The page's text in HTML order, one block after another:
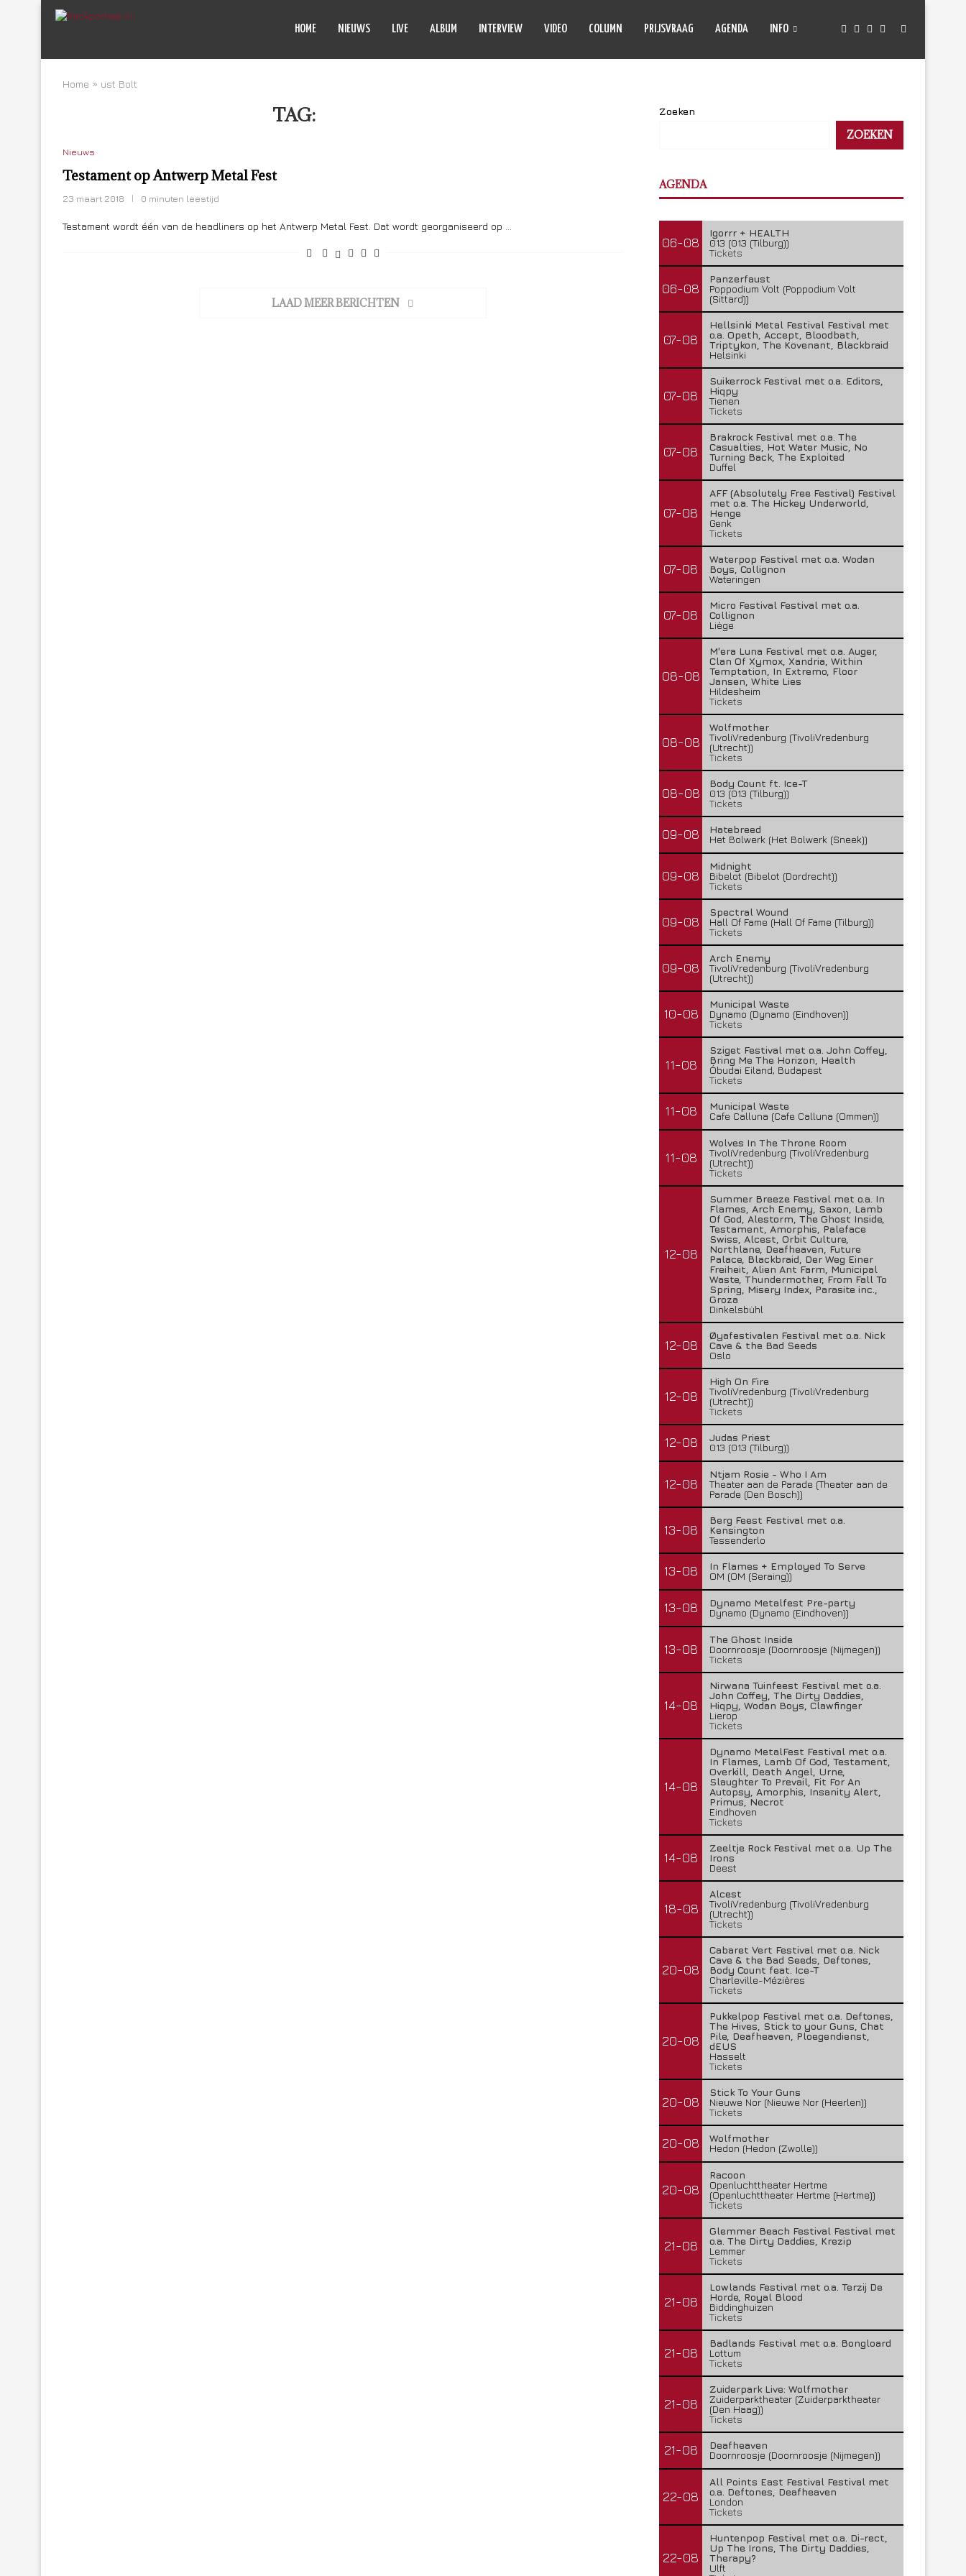
HOME NIEUWS LIVE ALBUM INTERVIEW VIDEO COLUMN PRIJSVRAAG AGENDA INFO
Home » ust Bolt
TAG:
Nieuws
Testament op Antwerp Metal Fest
23 maart 2018 0 minuten leestijd
Testament wordt één van de headliners op het Antwerp Metal Fest. Dat wordt georganiseerd op …
LAAD MEER BERICHTEN
Zoeken
ZOEKEN
AGENDA
06-08
Igorrr + HEALTH
013 (013 (Tilburg))
Tickets
06-08
Panzerfaust
Poppodium Volt (Poppodium Volt
(Sittard))
07-08
Hellsinki Metal Festival Festival met
o.a. Opeth, Accept, Bloodbath,
Triptykon, The Kovenant, Blackbraid
Helsinki
07-08
Suikerrock Festival met o.a. Editors,
Hiqpy
Tienen
Tickets
07-08
Brakrock Festival met o.a. The
Casualties, Hot Water Music, No
Turning Back, The Exploited
Duffel
07-08
AFF (Absolutely Free Festival) Festival
met o.a. The Hickey Underworld,
Henge
Genk
Tickets
07-08
Waterpop Festival met o.a. Wodan
Boys, Collignon
Wateringen
07-08
Micro Festival Festival met o.a.
Collignon
Liège
08-08
M'era Luna Festival met o.a. Auger,
Clan Of Xymox, Xandria, Within
Temptation, In Extremo, Floor
Jansen, White Lies
Hildesheim
Tickets
08-08
Wolfmother
TivoliVredenburg (TivoliVredenburg
(Utrecht))
Tickets
08-08
Body Count ft. Ice-T
013 (013 (Tilburg))
Tickets
09-08
Hatebreed
Het Bolwerk (Het Bolwerk (Sneek))
09-08
Midnight
Bibelot (Bibelot (Dordrecht))
Tickets
09-08
Spectral Wound
Hall Of Fame (Hall Of Fame (Tilburg))
Tickets
09-08
Arch Enemy
TivoliVredenburg (TivoliVredenburg
(Utrecht))
10-08
Municipal Waste
Dynamo (Dynamo (Eindhoven))
Tickets
11-08
Sziget Festival met o.a. John Coffey,
Bring Me The Horizon, Health
Óbudai Eiland, Budapest
Tickets
11-08
Municipal Waste
Cafe Calluna (Cafe Calluna (Ommen))
11-08
Wolves In The Throne Room
TivoliVredenburg (TivoliVredenburg
(Utrecht))
Tickets
12-08
Summer Breeze Festival met o.a. In
Flames, Arch Enemy, Saxon, Lamb
Of God, Alestorm, The Ghost Inside,
Testament, Amorphis, Paleface
Swiss, Alcest, Orbit Culture,
Northlane, Deafheaven, Future
Palace, Blackbraid, Der Weg Einer
Freiheit, Alien Ant Farm, Municipal
Waste, Thundermother, From Fall To
Spring, Misery Index, Parasite inc.,
Groza
Dinkelsbühl
12-08
Øyafestivalen Festival met o.a. Nick
Cave & the Bad Seeds
Oslo
12-08
High On Fire
TivoliVredenburg (TivoliVredenburg
(Utrecht))
Tickets
12-08
Judas Priest
013 (013 (Tilburg))
12-08
Ntjam Rosie - Who I Am
Theater aan de Parade (Theater aan de
Parade (Den Bosch))
13-08
Berg Feest Festival met o.a.
Kensington
Tessenderlo
13-08
In Flames + Employed To Serve
OM (OM (Seraing))
13-08
Dynamo Metalfest Pre-party
Dynamo (Dynamo (Eindhoven))
13-08
The Ghost Inside
Doornroosje (Doornroosje (Nijmegen))
Tickets
14-08
Nirwana Tuinfeest Festival met o.a.
John Coffey, The Dirty Daddies,
Hiqpy, Wodan Boys, Clawfinger
Lierop
Tickets
14-08
Dynamo MetalFest Festival met o.a.
In Flames, Lamb Of God, Testament,
Overkill, Death Angel, Urne,
Slaughter To Prevail, Fit For An
Autopsy, Amorphis, Insanity Alert,
Primus, Necrot
Eindhoven
Tickets
14-08
Zeeltje Rock Festival met o.a. Up The
Irons
Deest
18-08
Alcest
TivoliVredenburg (TivoliVredenburg
(Utrecht))
Tickets
20-08
Cabaret Vert Festival met o.a. Nick
Cave & the Bad Seeds, Deftones,
Body Count feat. Ice-T
Charleville-Mézières
Tickets
20-08
Pukkelpop Festival met o.a. Deftones,
The Hives, Stick to your Guns, Chat
Pile, Deafheaven, Ploegendienst,
dEUS
Hasselt
Tickets
20-08
Stick To Your Guns
Nieuwe Nor (Nieuwe Nor (Heerlen))
Tickets
20-08
Wolfmother
Hedon (Hedon (Zwolle))
20-08
Racoon
Openluchttheater Hertme
(Openluchttheater Hertme (Hertme))
Tickets
21-08
Glemmer Beach Festival Festival met
o.a. The Dirty Daddies, Krezip
Lemmer
Tickets
21-08
Lowlands Festival met o.a. Terzij De
Horde, Royal Blood
Biddinghuizen
Tickets
21-08
Badlands Festival met o.a. Bongloard
Lottum
Tickets
21-08
Zuiderpark Live: Wolfmother
Zuiderparktheater (Zuiderparktheater
(Den Haag))
Tickets
21-08
Deafheaven
Doornroosje (Doornroosje (Nijmegen))
22-08
All Points East Festival Festival met
o.a. Deftones, Deafheaven
London
Tickets
22-08
Huntenpop Festival met o.a. Di-rect,
Up The Irons, The Dirty Daddies,
Therapy?
Ulft